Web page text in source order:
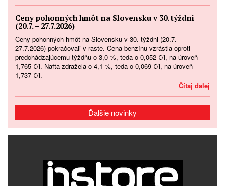
Ceny pohonných hmôt na Slovensku v 30. týždni
(20.7. – 27.7.2026)
Ceny pohonných hmôt na Slovensku v 30. týždni (20.7. –
27.7.2026) pokračovali v raste. Cena benzínu vzrástla oproti
predchádzajúcemu týždňu o 3,0 %, teda o 0,052 €/l, na úroveň
1,765 €/l. Nafta zdražela o 4,1 %, teda o 0,069 €/l, na úroveň
1,737 €/l.
Čítaj dalej
Ďalšie novinky